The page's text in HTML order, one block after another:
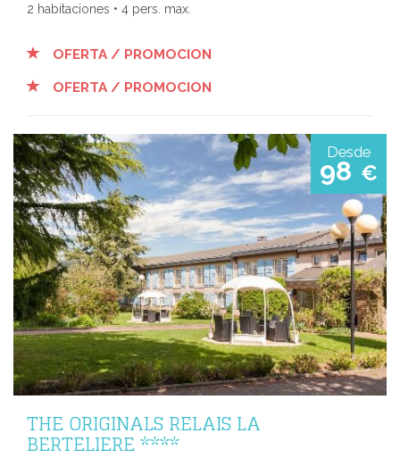
2 habitaciones • 4 pers. max.
OFERTA / PROMOCION
OFERTA / PROMOCION
Desde
98 €
THE ORIGINALS RELAIS LA
BERTELIERE ****